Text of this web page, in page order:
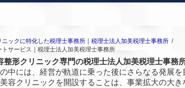
ックに特化した税理士事務所｜税理士法人加美税理士事務所
サービス｜税理士法人加美税理士事務所
整形クリニック専門の税理士法人加美税理士事務
には、経営が軌道に乗った後にさらなる発展を
容クリニックを開設することは、事業拡大の大